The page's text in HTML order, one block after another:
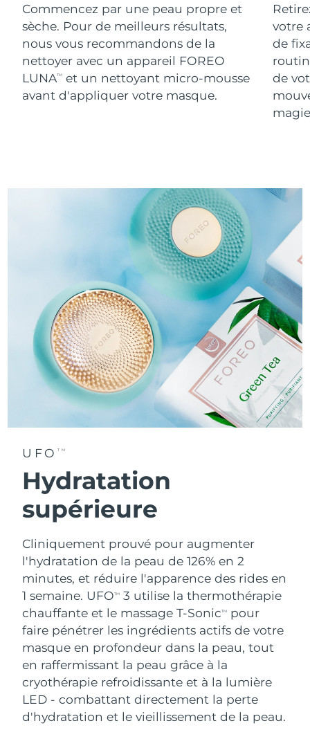
Commencez par une peau propre et
sèche. Pour de meilleurs résultats,
nous vous recommandons de la
nettoyer avec un appareil FOREO
LUNATM
et un nettoyant micro-mousse
avant d'appliquer votre masque.
votre
de
de
UFO TM
Hydratation
supérieure
Cliniquement prouvé pour augmenter
l'hydratation de la peau de 126% en 2
minutes, et réduire l'apparence des rides en
1 semaine. UFOTM
3 utilise la thermothérapie
chauffante et le massage T-SonicTM
pour
faire pénétrer les ingrédients actifs de votre
masque en profondeur dans la peau, tout
en raffermissant la peau grâce à la
cryothérapie refroidissante et à la lumière
LED - combattant directement la perte
d'hydratation et le vieillissement de la peau.